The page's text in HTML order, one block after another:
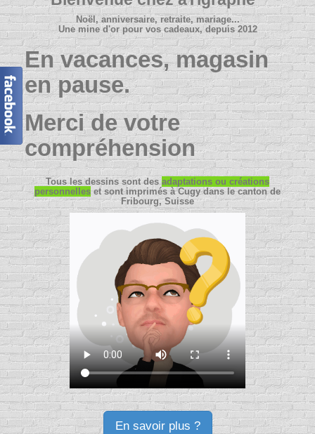
Noël, anniversaire, retraite, mariage...
Une mine d'or pour vos cadeaux, depuis 2012
En vacances, magasin
en pause.
Merci de votre
compréhension
Tous les dessins sont desadaptations ou créations
personnelles et sont imprimés à Cugy dans le canton de
Fribourg, Suisse
En savoir plus ?